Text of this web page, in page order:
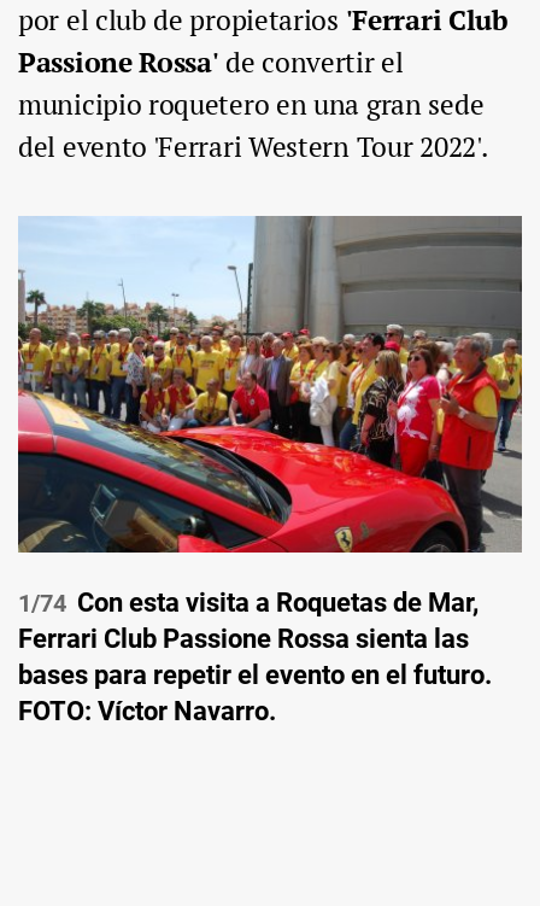
por el club de propietarios 'Ferrari Club
Passione Rossa' de convertir el
municipio roquetero en una gran sede
del evento 'Ferrari Western Tour 2022'.
/74 Con esta visita a Roquetas de Mar,
Ferrari Club Passione Rossa sienta las
bases para repetir el evento en el futuro.
FOTO: Víctor Navarro.